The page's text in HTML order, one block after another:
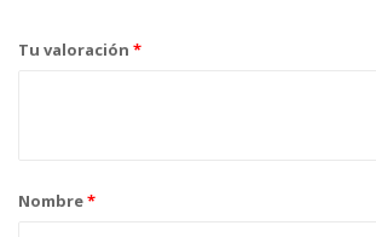
Tu valoración *
Nombre*